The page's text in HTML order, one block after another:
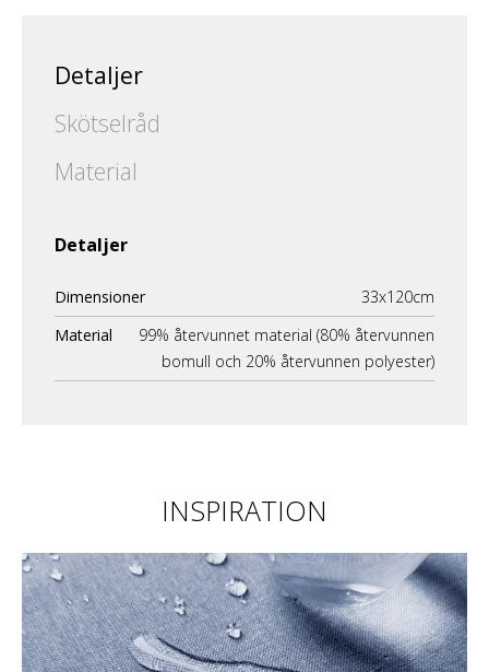
Detaljer
Skötselråd
Material
Detaljer
Dimensioner
33x120cm
Material
99% återvunnet material (80% återvunnen
bomull och 20% återvunnen polyester)
INSPIRATION